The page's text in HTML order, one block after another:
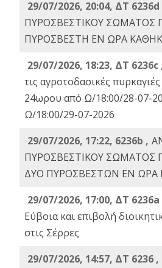
29/07/2026, 20:04, ΔΤ 6236d
ΠΥΡΟΣΒΕΣΤΙΚΟΥ ΣΩΜΑΤΟΣ
ΠΥΡΟΣΒΕΣΤΗ ΕΝ ΩΡΑ
29/07/2026, 18:23, ΔΤ 6236c
τις αγροτοδασικές
24ωρου από Ω/18:00/28-07-
Ω/18:00/29-07-2026
29/07/2026, 17:22, 6236b ,
ΠΥΡΟΣΒΕΣΤΙΚΟΥ ΣΩΜΑΤΟΣ
ΔΥΟ ΠΥΡΟΣΒΕΣΤΩΝ ΕΝ
29/07/2026, 17:00, ΔΤ 6236a
Εύβοια και επιβολή
στις Σέρρες
29/07/2026, 14:57, ΔΤ 6236 ,